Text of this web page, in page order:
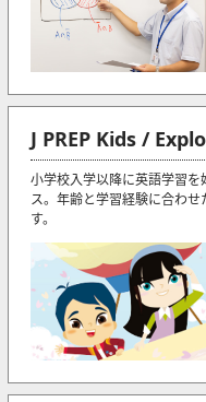
J PREP Kids /
小学校入学以降に英語学習
ス。年齢と学習経験に合わ
す。